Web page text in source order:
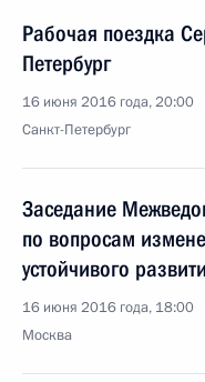
Рабочая поездка
Петербург
16 июня 2016 года, 20:00
Санкт-Петербург
Заседание
по вопросам
устойчивого
16 июня 2016 года, 18:00
Москва